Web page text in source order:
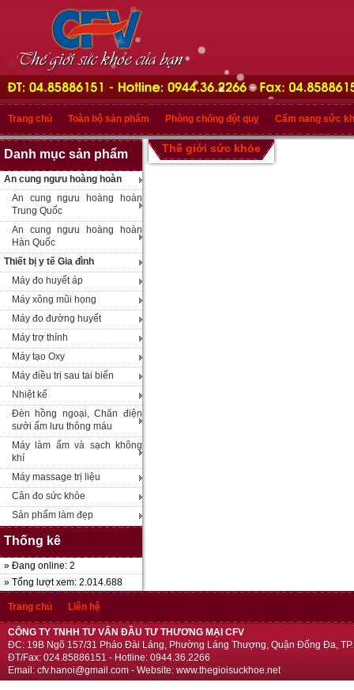
Trang chủ Toàn bộ sản phẩm Phòng chống đột quỵ Cẩm nang sức
Danh mục sản phẩm
An cung ngưu hoàng hoàn
An cung ngưu hoàng hoàn
Trung Quốc
An cung ngưu hoàng hoàn
Hàn Quốc
Thiết bị y tế Gia đình
Máy đo huyết áp
Máy xông mũi họng
Máy đo đường huyết
Máy trợ thính
Máy tạo Oxy
Máy điều trị sau tai biến
Nhiệt kế
Đèn hồng ngoại, Chăn điện
sưởi ấm lưu thông máu
Máy làm ẩm và sạch không
khí
Máy massage trị liệu
Cân đo sức khỏe
Sản phẩm làm đẹp
Thống kê
» Đang online: 2
» Tổng lượt xem: 2.014.688
Thế giới sức khỏe
Trang chủ Liên hệ
CÔNG TY TNHH TƯ VẤN ĐẦU TƯ THƯƠNG MẠI CFV
ĐC: 19B Ngõ 157/31 Pháo Đài Láng, Phường Láng Thượng, Quận Đống Đa,
ĐT/Fax: 024.85886151 - Hotline: 0944.36.2266
Email: cfv.hanoi@gmail.com - Website: www.thegioisuckhoe.net